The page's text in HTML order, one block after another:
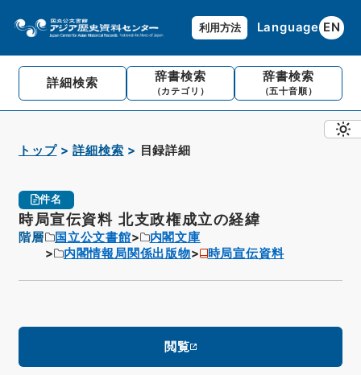
利用方法 Language EN
詳細検索 辞書検索
（カテゴリ）
辞書検索
（五十音順）
トップ 詳細検索 目録詳細
件名
時局宣伝資料 北支政権成立の経緯
階層 国立公文書館
内閣文庫
内閣情報局関係出版物
時局宣伝資料
閲覧